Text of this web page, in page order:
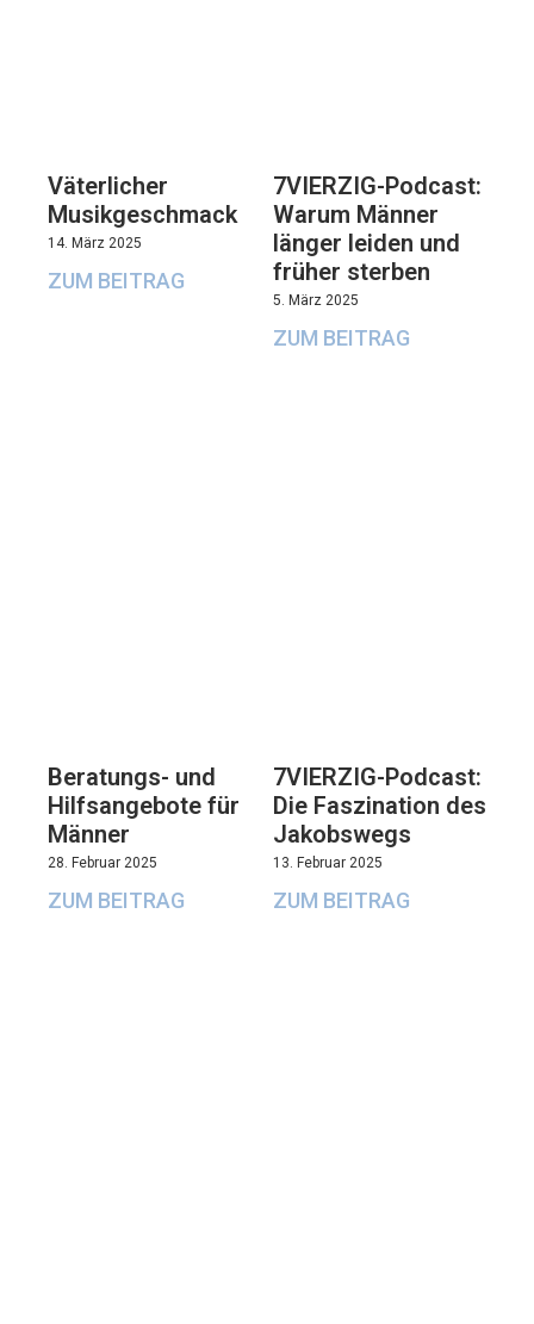
Väterlicher
Musikgeschmack
14. März 2025
ZUM BEITRAG
7VIERZIG-Podcast:
Warum Männer
länger leiden und
früher sterben
5. März 2025
ZUM BEITRAG
Beratungs- und
Hilfsangebote für
Männer
28. Februar 2025
ZUM BEITRAG
7VIERZIG-Podcast:
Die Faszination des
Jakobswegs
13. Februar 2025
ZUM BEITRAG